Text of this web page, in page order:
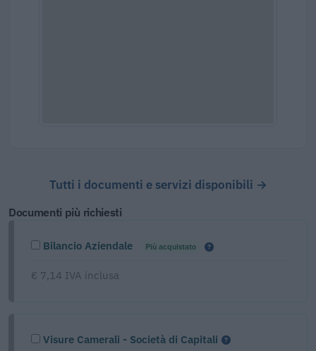
Tutti i documenti e servizi disponibili →
Documenti più richiesti
Bilancio Aziendale Più acquistato
€ 7,14 IVA inclusa
Visure Camerali - Società di Capitali